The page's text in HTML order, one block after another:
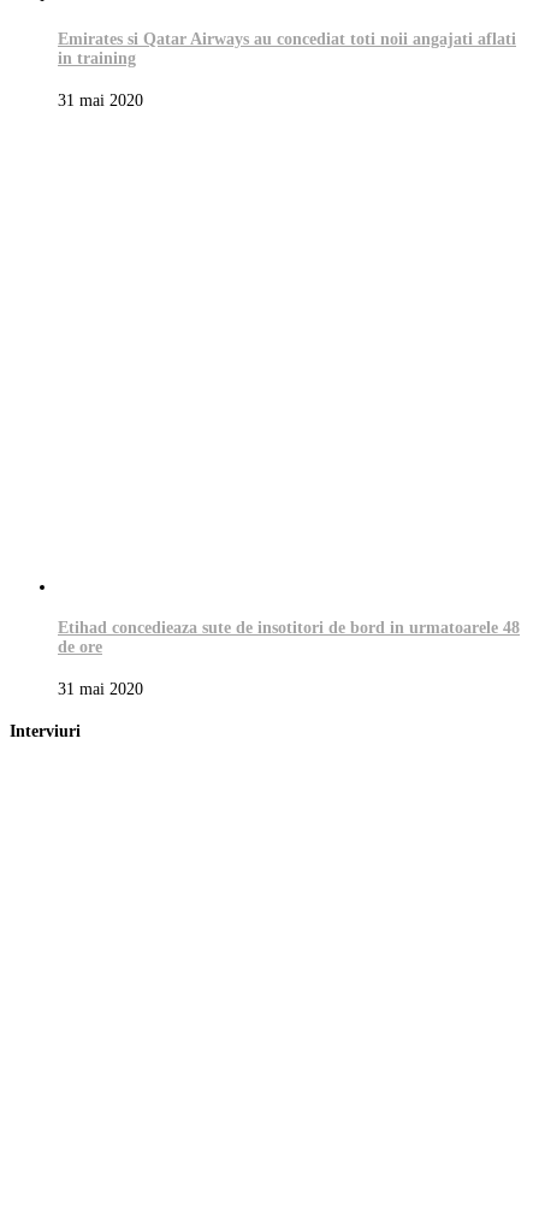
Emirates si Qatar Airways au concediat toti noii angajati aflati
in training
31 mai 2020
Etihad concedieaza sute de insotitori de bord in urmatoarele 48
de ore
31 mai 2020
Interviuri